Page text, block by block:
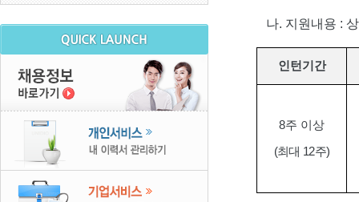
나. 지원내용 :
인턴기간
8주 이상
(최대 12주)